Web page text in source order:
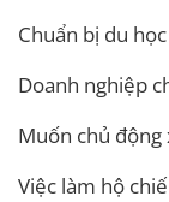
Chuẩn bị du
Doanh nghiệp
Muốn chủ
Việc làm hộ